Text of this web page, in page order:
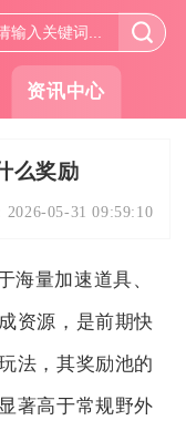
资讯中心
么奖励
2026-05-31 09:59:10
海量加速道具、
资源，是前期快
法，其奖励池的
著高于常规野外